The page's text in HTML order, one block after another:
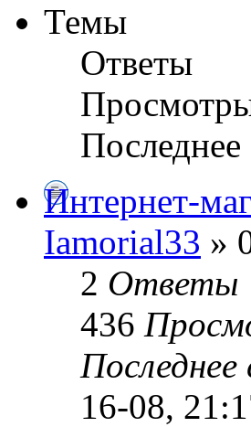
Темы
Ответы
Интернет-
Iamorial33 »
2 Ответы
436
16-08,